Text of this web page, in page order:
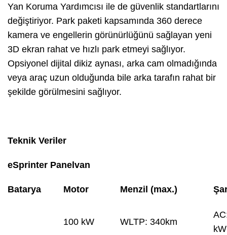
Yan Koruma Yardımcısı ile de güvenlik standartlarını
değiştiriyor. Park paketi kapsamında 360 derece
kamera ve engellerin görünürlüğünü sağlayan yeni
3D ekran rahat ve hızlı park etmeyi sağlıyor.
Opsiyonel dijital dikiz aynası, arka cam olmadığında
veya araç uzun olduğunda bile arka tarafın rahat bir
şekilde görülmesini sağlıyor.
Teknik Veriler
eSprinter Panelvan
Batarya Motor Menzil (max.)
100 kW WLTP: 340km
kW